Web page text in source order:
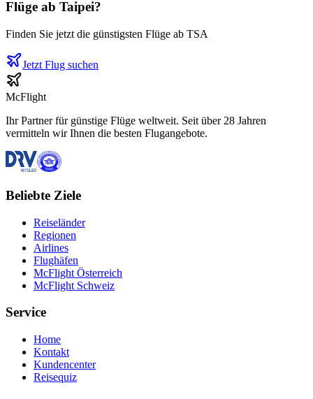
Flüge ab Taipei?
Finden Sie jetzt die günstigsten Flüge ab TSA
Jetzt Flug suchen
McFlight
Ihr Partner für günstige Flüge weltweit. Seit über 28 Jahren
vermitteln wir Ihnen die besten Flugangebote.
Beliebte Ziele
Reiseländer
Regionen
Airlines
Flughäfen
McFlight Österreich
McFlight Schweiz
Service
Home
Kontakt
Kundencenter
Reisequiz